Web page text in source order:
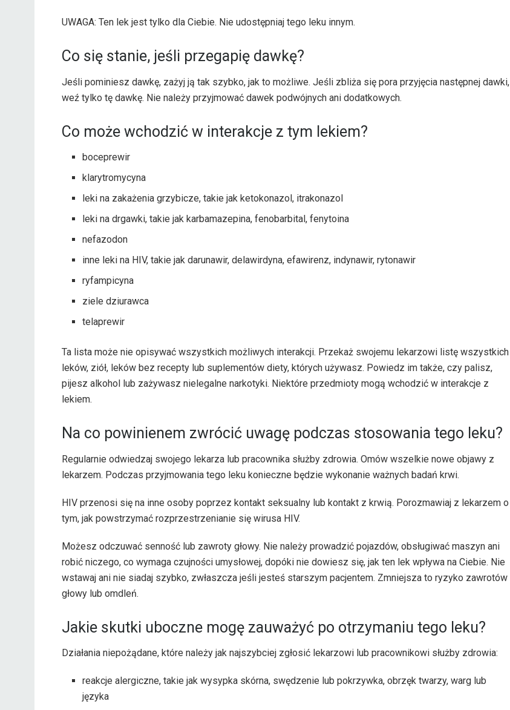
UWAGA: Ten lek jest tylko dla Ciebie. Nie udostępniaj tego leku innym.
Co się stanie, jeśli przegapię dawkę?
Jeśli pominiesz dawkę, zażyj ją tak szybko, jak to możliwe. Jeśli zbliża się pora przyjęcia następnej dawki,
weź tylko tę dawkę. Nie należy przyjmować dawek podwójnych ani dodatkowych.
Co może wchodzić w interakcje z tym lekiem?
boceprewir
klarytromycyna
leki na zakażenia grzybicze, takie jak ketokonazol, itrakonazol
leki na drgawki, takie jak karbamazepina, fenobarbital, fenytoina
nefazodon
inne leki na HIV, takie jak darunawir, delawirdyna, efawirenz, indynawir, rytonawir
ryfampicyna
ziele dziurawca
telaprewir
Ta lista może nie opisywać wszystkich możliwych interakcji. Przekaż swojemu lekarzowi listę wszystkich
leków, ziół, leków bez recepty lub suplementów diety, których używasz. Powiedz im także, czy palisz,
pijesz alkohol lub zażywasz nielegalne narkotyki. Niektóre przedmioty mogą wchodzić w interakcje z
lekiem.
Na co powinienem zwrócić uwagę podczas stosowania tego leku?
Regularnie odwiedzaj swojego lekarza lub pracownika służby zdrowia. Omów wszelkie nowe objawy z
lekarzem. Podczas przyjmowania tego leku konieczne będzie wykonanie ważnych badań krwi.
HIV przenosi się na inne osoby poprzez kontakt seksualny lub kontakt z krwią. Porozmawiaj z lekarzem o
tym, jak powstrzymać rozprzestrzenianie się wirusa HIV.
Możesz odczuwać senność lub zawroty głowy. Nie należy prowadzić pojazdów, obsługiwać maszyn ani
robić niczego, co wymaga czujności umysłowej, dopóki nie dowiesz się, jak ten lek wpływa na Ciebie. Nie
wstawaj ani nie siadaj szybko, zwłaszcza jeśli jesteś starszym pacjentem. Zmniejsza to ryzyko zawrotów
głowy lub omdleń.
Jakie skutki uboczne mogę zauważyć po otrzymaniu tego leku?
Działania niepożądane, które należy jak najszybciej zgłosić lekarzowi lub pracownikowi służby zdrowia:
reakcje alergiczne, takie jak wysypka skórna, swędzenie lub pokrzywka, obrzęk twarzy, warg lub
języka